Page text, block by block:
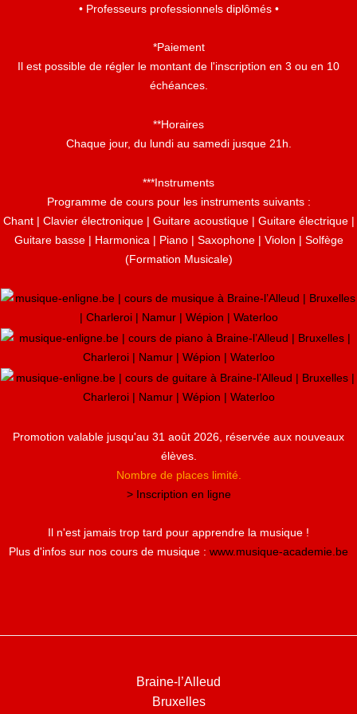
• Professeurs professionnels diplômés •
*Paiement
Il est possible de régler le montant de l'inscription en 3 ou en 10
échéances.
**Horaires
Chaque jour, du lundi au samedi jusque 21h.
***Instruments
Programme de cours pour les instruments suivants :
Chant | Clavier électronique | Guitare acoustique | Guitare électrique |
Guitare basse | Harmonica | Piano | Saxophone | Violon | Solfège
(Formation Musicale)
Promotion valable jusqu'au 31 août 2026, réservée aux nouveaux
élèves.
Nombre de places limité.
> Inscription en ligne
Il n'est jamais trop tard pour apprendre la musique !
Plus d'infos sur nos cours de musique : www.musique-academie.be
Braine-l’Alleud
Bruxelles